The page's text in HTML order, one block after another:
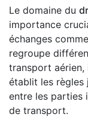
Le domaine du
importance
échanges
regroupe
transport aérien,
établit les règles
entre les parties
de transport.